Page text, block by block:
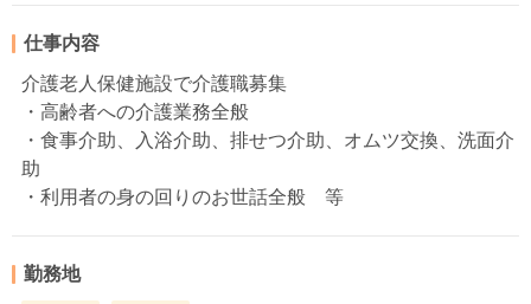
仕事内容
介護老人保健施設で介護職募集
・高齢者への介護業務全般
・食事介助、入浴介助、排せつ介助、オムツ交換、洗面介
助
・利用者の身の回りのお世話全般 等
勤務地